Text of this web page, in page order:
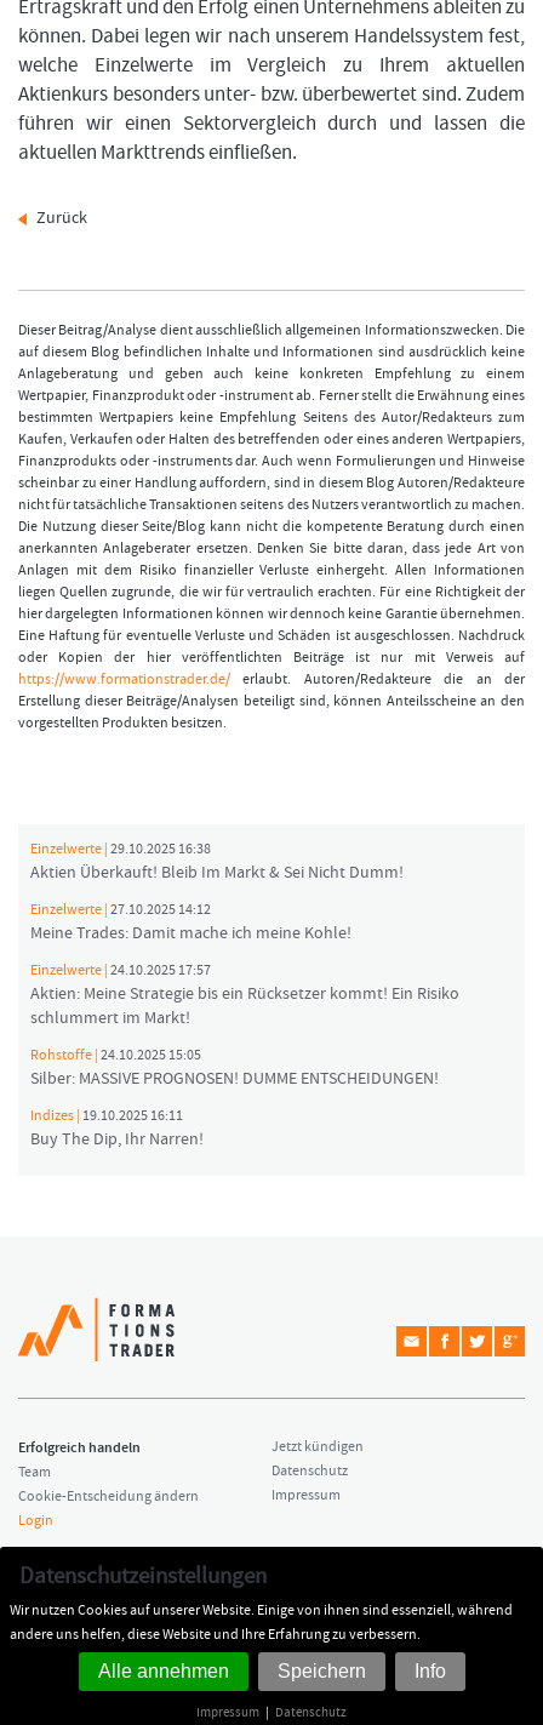
Ertragskraft und den Erfolg einen Unternehmens ableiten zu
können. Dabei legen wir nach unserem Handelssystem fest,
welche Einzelwerte im Vergleich zu Ihrem aktuellen
Aktienkurs besonders unter- bzw. überbewertet sind. Zudem
führen wir einen Sektorvergleich durch und lassen die
aktuellen Markttrends einfließen.
Zurück
Dieser Beitrag/Analyse dient ausschließlich allgemeinen Informationszwecken. Die
auf diesem Blog befindlichen Inhalte und Informationen sind ausdrücklich keine
Anlageberatung und geben auch keine konkreten Empfehlung zu einem
Wertpapier, Finanzprodukt oder -instrument ab. Ferner stellt die Erwähnung eines
bestimmten Wertpapiers keine Empfehlung Seitens des Autor/Redakteurs zum
Kaufen, Verkaufen oder Halten des betreffenden oder eines anderen Wertpapiers,
Finanzprodukts oder -instruments dar. Auch wenn Formulierungen und Hinweise
scheinbar zu einer Handlung auffordern, sind in diesem Blog Autoren/Redakteure
nicht für tatsächliche Transaktionen seitens des Nutzers verantwortlich zu machen.
Die Nutzung dieser Seite/Blog kann nicht die kompetente Beratung durch einen
anerkannten Anlageberater ersetzen. Denken Sie bitte daran, dass jede Art von
Anlagen mit dem Risiko finanzieller Verluste einhergeht. Allen Informationen
liegen Quellen zugrunde, die wir für vertraulich erachten. Für eine Richtigkeit der
hier dargelegten Informationen können wir dennoch keine Garantie übernehmen.
Eine Haftung für eventuelle Verluste und Schäden ist ausgeschlossen. Nachdruck
oder Kopien der hier veröffentlichten Beiträge ist nur mit Verweis auf
https://www.formationstrader.de/ erlaubt. Autoren/Redakteure die an der
Erstellung dieser Beiträge/Analysen beteiligt sind, können Anteilsscheine an den
vorgestellten Produkten besitzen.
Einzelwerte | 29.10.2025 16:38
Aktien Überkauft! Bleib Im Markt & Sei Nicht Dumm!
Einzelwerte | 27.10.2025 14:12
Meine Trades: Damit mache ich meine Kohle!
Einzelwerte | 24.10.2025 17:57
Aktien: Meine Strategie bis ein Rücksetzer kommt! Ein Risiko
schlummert im Markt!
Rohstoffe | 24.10.2025 15:05
Silber: MASSIVE PROGNOSEN! DUMME ENTSCHEIDUNGEN!
Indizes | 19.10.2025 16:11
Buy The Dip, Ihr Narren!
Erfolgreich handeln
Team
Cookie-Entscheidung ändern
Datenschutzeinstellungen
Wir nutzen Cookies auf unserer Website. Einige von ihnen sind essenziell, während
andere uns helfen, diese Website und Ihre Erfahrung zu verbessern.
Alle annehmen Speichern Info
Impressum | Datenschutz
Login
Jetzt kündigen
Datenschutz
Impressum
Copyright © 2026 Formationstrader
Impressum
kontakt@formationstrader.de